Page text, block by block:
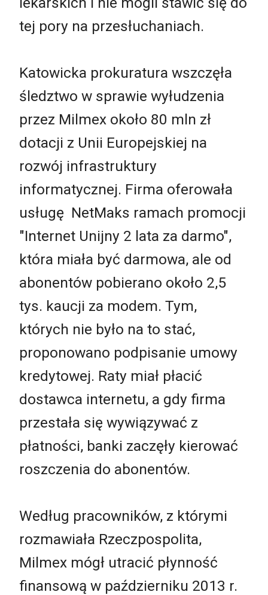
tej pory na przesłuchaniach.
Katowicka prokuratura wszczęła
śledztwo w sprawie wyłudzenia
przez Milmex około 80 mln zł
dotacji z Unii Europejskiej na
rozwój infrastruktury
informatycznej. Firma oferowała
usługę NetMaks ramach promocji
"Internet Unijny 2 lata za darmo",
która miała być darmowa, ale od
abonentów pobierano około 2,5
tys. kaucji za modem. Tym,
których nie było na to stać,
proponowano podpisanie umowy
kredytowej. Raty miał płacić
dostawca internetu, a gdy firma
przestała się wywiązywać z
płatności, banki zaczęły kierować
roszczenia do abonentów.
Według pracowników, z którymi
rozmawiała Rzeczpospolita,
Milmex mógł utracić płynność
finansową w październiku 2013 r.